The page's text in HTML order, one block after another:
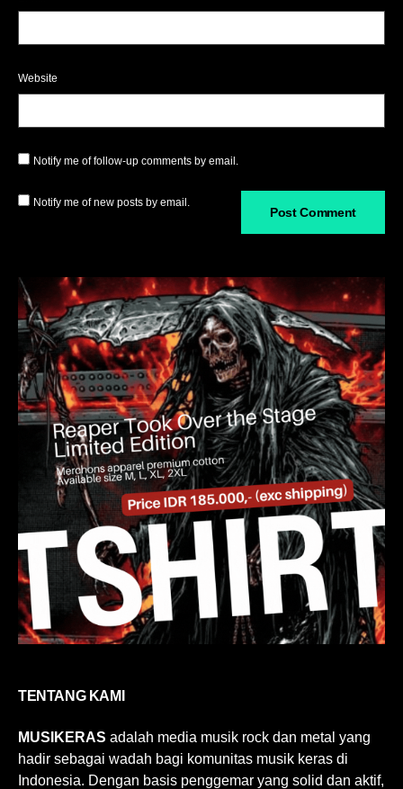
Website
Notify me of follow-up comments by email.
Notify me of new posts by email.
TENTANG KAMI
MUSIKERAS adalah media musik rock dan metal yang
hadir sebagai wadah bagi komunitas musik keras di
Indonesia. Dengan basis penggemar yang solid dan aktif,